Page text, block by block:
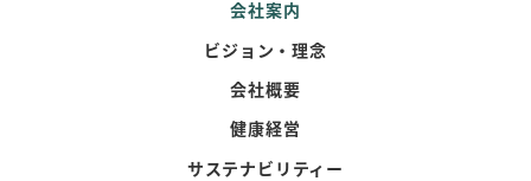
会社案内
ビジョン・理念
会社概要
健康経営
サステナビリティー